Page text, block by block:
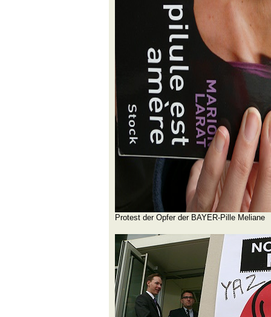
Protest der Opfer der BAYER-Pille Meliane